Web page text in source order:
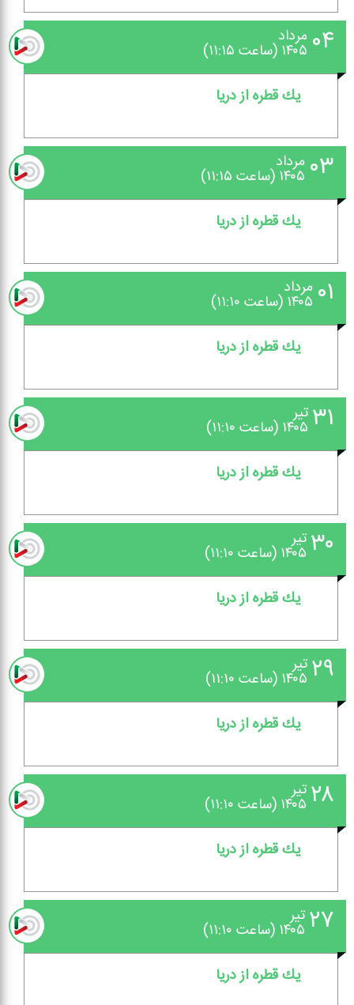
۰۴ مرداد
۱۴۰۵ (ساعت ۱۱:۱۵)
یك قطره از دریا
۰۳ مرداد
۱۴۰۵ (ساعت ۱۱:۱۵)
یك قطره از دریا
۰۱ مرداد
۱۴۰۵ (ساعت ۱۱:۱۰)
یك قطره از دریا
۳۱تیر
۱۴۰۵ (ساعت ۱۱:۱۰)
یك قطره از دریا
۳۰تیر
۱۴۰۵ (ساعت ۱۱:۱۰)
یك قطره از دریا
۲۹تیر
۱۴۰۵ (ساعت ۱۱:۱۰)
یك قطره از دریا
۲۸تیر
۱۴۰۵ (ساعت ۱۱:۱۰)
یك قطره از دریا
۲۷تیر
۱۴۰۵ (ساعت ۱۱:۱۰)
یك قطره از دریا